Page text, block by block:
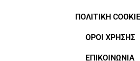
ΠΟΛΙΤΙΚΗ
ΟΡΟΙ ΧΡΗΣΗΣ
ΕΠΙΚΟΙΝΩΝΙΑ